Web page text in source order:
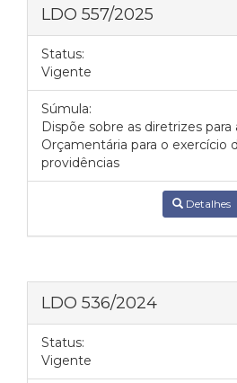
LDO 557/2025
Status:
Vigente
Súmula:
Dispõe sobre as diretrizes para
Orçamentária para o exercício
providências
Detalhes
LDO 536/2024
Status:
Vigente